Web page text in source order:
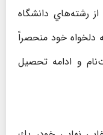
رشته‌هاي دانشگاه
دلخواه خود منحصراً
و ادامه تحصيل